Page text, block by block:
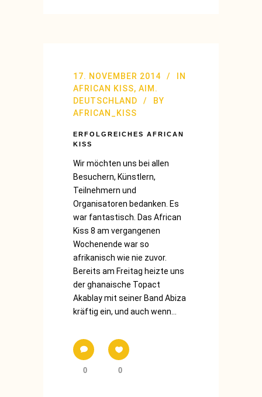
17. NOVEMBER 2014
IN
AFRICAN KISS, AIM.
DEUTSCHLAND
BY
AFRICAN_KISS
ERFOLGREICHES AFRICAN
KISS
Wir möchten uns bei allen
Besuchern, Künstlern,
Teilnehmern und
Organisatoren bedanken. Es
war fantastisch. Das African
Kiss 8 am vergangenen
Wochenende war so
afrikanisch wie nie zuvor.
Bereits am Freitag heizte uns
der ghanaische Topact
Akablay mit seiner Band Abiza
kräftig ein, und auch wenn...
0 0